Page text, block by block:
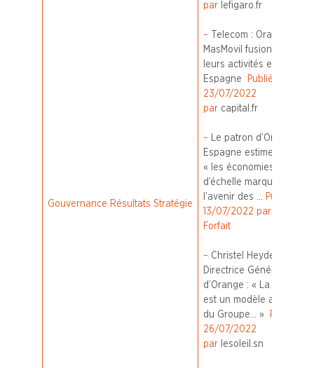
Gouvernance Résultats Stratégie
par lefigaro.fr
–
Telecom : Orange et
MasMovil fusionnent
leurs activités en
Espagne Publié le
23/07/2022
par capital.fr
– Le patron d’Orange
Espagne estime que
« les économies
d’échelle marqueront
l’avenir des … Publié le
13/07/2022 par Allo
Forfait
– Christel Heydemann
Directrice Générale
d’Orange : « La Sonatel
est un modèle au sein
du Groupe… » Publié le
26/07/2022
par lesoleil.sn